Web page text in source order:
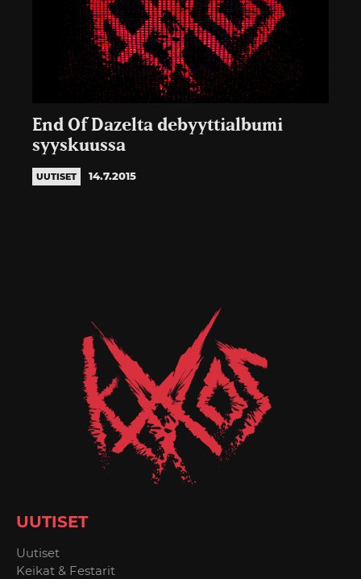
End Of Dazelta debyyttialbumi
syyskuussa
UUTISET 14.7.2015
UUTISET
Uutiset
Keikat & Festarit